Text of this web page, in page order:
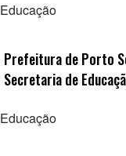
Educação
Prefeitura de Porto
Secretaria de
Educação